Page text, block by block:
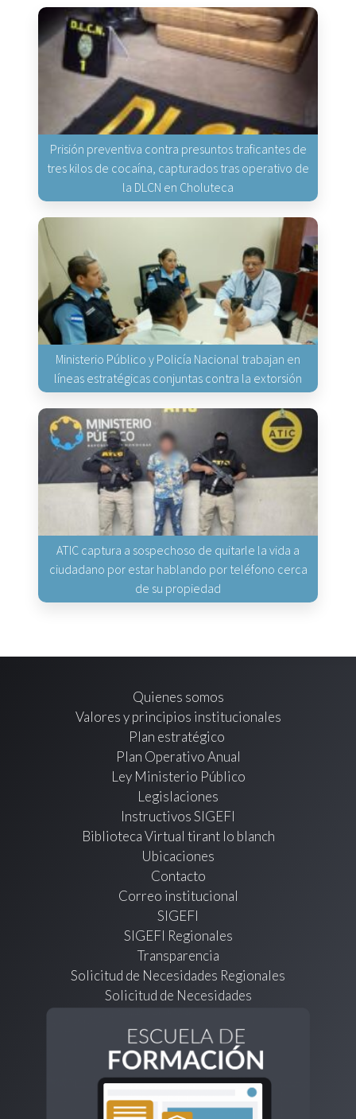
Prisión preventiva contra presuntos traficantes de
tres kilos de cocaína, capturados tras operativo de
la DLCN en Choluteca
Ministerio Público y Policía Nacional trabajan en
líneas estratégicas conjuntas contra la extorsión
ATIC captura a sospechoso de quitarle la vida a
ciudadano por estar hablando por teléfono cerca
de su propiedad
Quienes somos
Valores y principios institucionales
Plan estratégico
Plan Operativo Anual
Ley Ministerio Público
Legislaciones
Instructivos SIGEFI
Biblioteca Virtual tirant lo blanch
Ubicaciones
Contacto
Correo institucional
SIGEFI
SIGEFI Regionales
Transparencia
Solicitud de Necesidades Regionales
Solicitud de Necesidades